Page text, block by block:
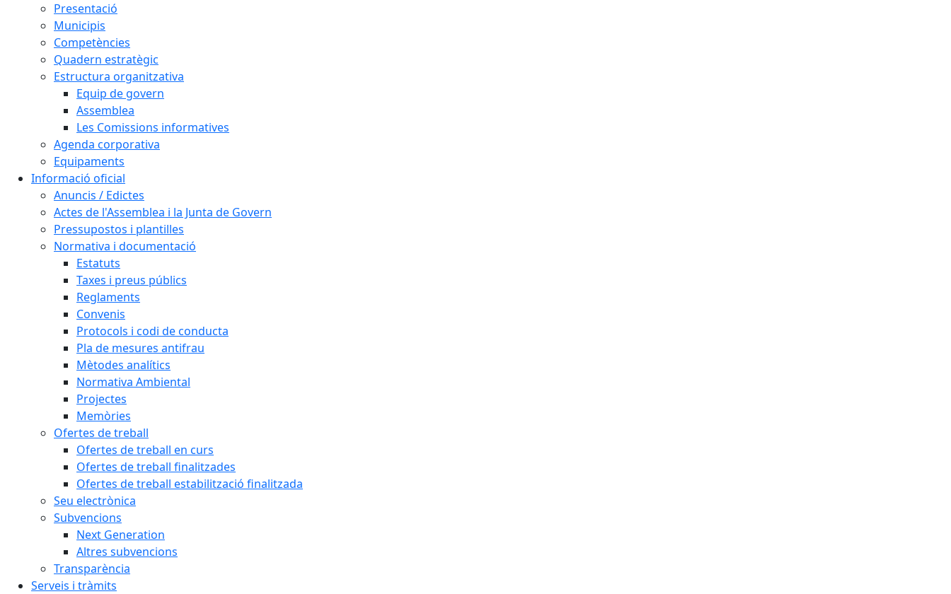
Presentació
Municipis
Competències
Quadern estratègic
Estructura organitzativa
Equip de govern
Assemblea
Les Comissions informatives
Agenda corporativa
Equipaments
Informació oficial
Anuncis / Edictes
Actes de l'Assemblea i la Junta de Govern
Pressupostos i plantilles
Normativa i documentació
Estatuts
Taxes i preus públics
Reglaments
Convenis
Protocols i codi de conducta
Pla de mesures antifrau
Mètodes analítics
Normativa Ambiental
Projectes
Memòries
Ofertes de treball
Ofertes de treball en curs
Ofertes de treball finalitzades
Ofertes de treball estabilització finalitzada
Seu electrònica
Subvencions
Next Generation
Altres subvencions
Transparència
Serveis i tràmits